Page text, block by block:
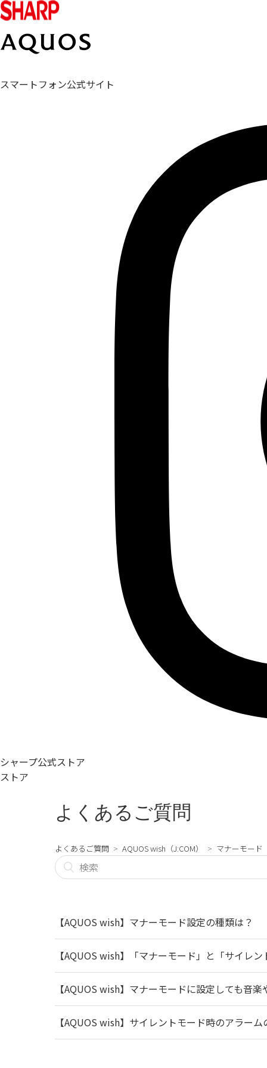
スマートフォン公式サイト
シャープ公式ストア
ストア
よくあるご質問
よくあるご質問 AQUOS wish（J:COM） マナーモード
【AQUOS wish】マナーモード設定の種類は？
【AQUOS wish】「マナーモード」と「サイレ
【AQUOS wish】マナーモードに設定しても音
【AQUOS wish】サイレントモード時のアラー